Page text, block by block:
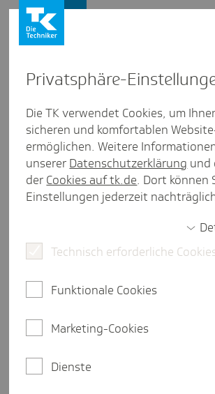
Luxem­burg
Das Großherzogtum Luxemburg ist
Bevölkerungswachstum. Täglich
45.000 Deutsche zur Arbeit in das
weniger als eine Minute Lesezeit
Firmenkunden Länderübersicht
A1-Pflichtentsenden, gilt deutsches
Privat­sphäre-
Die TK verwendet Cookies, um
sicheren und komfortablen
ermöglichen. Weitere
unserer Datenschutzerklärung und
der Cookies auf tk.de. Dort können
Einstellungen jederzeit
Technisch erforderliche
Funktionale Cookies
Marketing-Cookies
Dienste